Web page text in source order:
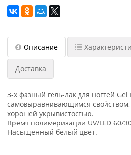
Описание
Доставка
3-х фазный гель-лак для ногтей Gel
самовыравнивающимся свойством,
хорошей укрывистостью.
Время полимеризации UV/LED 60/
Насыщенный белый цвет.